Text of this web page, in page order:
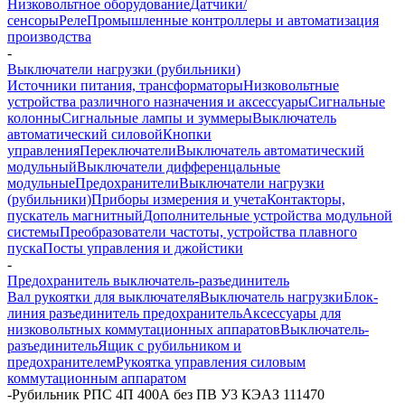
Низковольтное оборудованиеДатчики/
сенсорыРелеПромышленные контроллеры и автоматизация
производства
-
Выключатели нагрузки (рубильники)
Источники питания, трансформаторыНизковольтные
устройства различного назначения и аксессуарыСигнальные
колонныСигнальные лампы и зуммерыВыключатель
автоматический силовойКнопки
управленияПереключателиВыключатель автоматический
модульныйВыключатели дифференцальные
модульныеПредохранителиВыключатели нагрузки
(рубильники)Приборы измерения и учетаКонтакторы,
пускатель магнитныйДополнительные устройства модульной
системыПреобразователи частоты, устройства плавного
пускаПосты управления и джойстики
-
Предохранитель выключатель-разъединитель
Вал рукоятки для выключателяВыключатель нагрузкиБлок-
линия разъединитель предохранительАксессуары для
низковольтных коммутационных аппаратовВыключатель-
разъединительЯщик с рубильником и
предохранителемРукоятка управления силовым
коммутационным аппаратом
-Рубильник РПС 4П 400А без ПВ У3 КЭАЗ 111470